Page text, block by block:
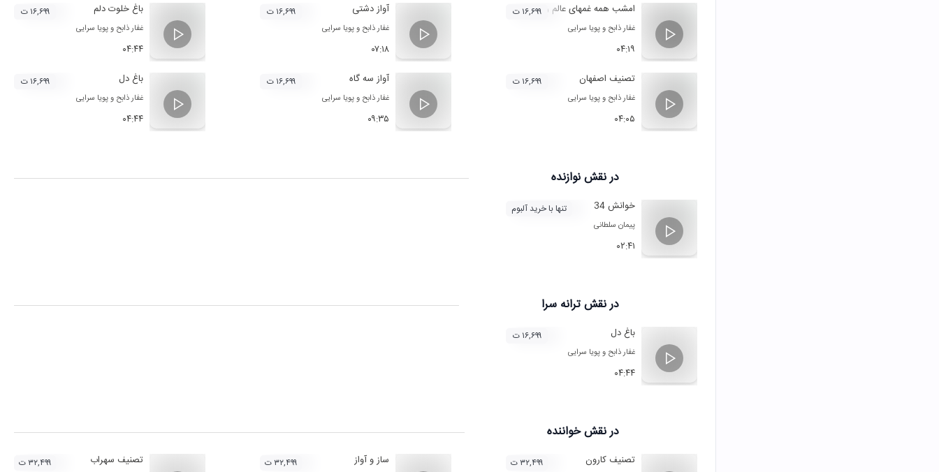
امشب همه غمهای عالم را خبر کن
غفار ذابح وپویا سرایی‌
۰۴:۱۹
۱۶,۶۹۹ ت آواز دشتی
غفار ذابح وپویا سرایی‌
۰۷:۱۸
۱۶,۶۹۹ ت باغ خلوت دلم
غفار ذابح وپویا سرایی‌
۰۴:۴۴
۱۶,۶۹۹ ت
تصنیف اصفهان
غفار ذابح وپویا سرایی‌
۰۴:۰۵
۱۶,۶۹۹ ت آواز سه گاه
غفار ذابح وپویا سرایی‌
۰۹:۳۵
۱۶,۶۹۹ ت باغ دل
غفار ذابح وپویا سرایی‌
۰۴:۴۴
۱۶,۶۹۹ ت
در نقشنوازنده
خوانش 34
پیمان سلطانی
۰۲:۴۱
تنها با خرید آلبوم
در نقشترانه سرا
باغ دل
غفار ذابح وپویا سرایی‌
۰۴:۴۴
۱۶,۶۹۹ ت
در نقشخواننده
تصنیف کارون ۳۲,۴۹۹ ت ساز و آواز ۳۲,۴۹۹ ت تصنیف سهراب ۳۲,۴۹۹ ت